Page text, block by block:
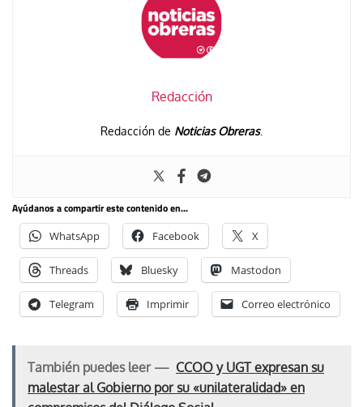
Redacción
Redacción de Noticias Obreras.
Ayúdanos a compartir este contenido en...
WhatsApp Facebook X
Threads Bluesky Mastodon
Telegram Imprimir Correo electrónico
También puedes leer — CCOO y UGT expresan su
malestar al Gobierno por su «unilateralidad» en